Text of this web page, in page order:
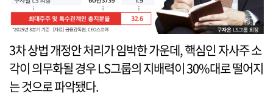
3차 상법 개정안 처리가 임박한 가운데, 핵심인 자사주 소
각이 의무화될 경우 LS그룹의 지배력이 30%대로 떨어지
는 것으로 파악됐다.